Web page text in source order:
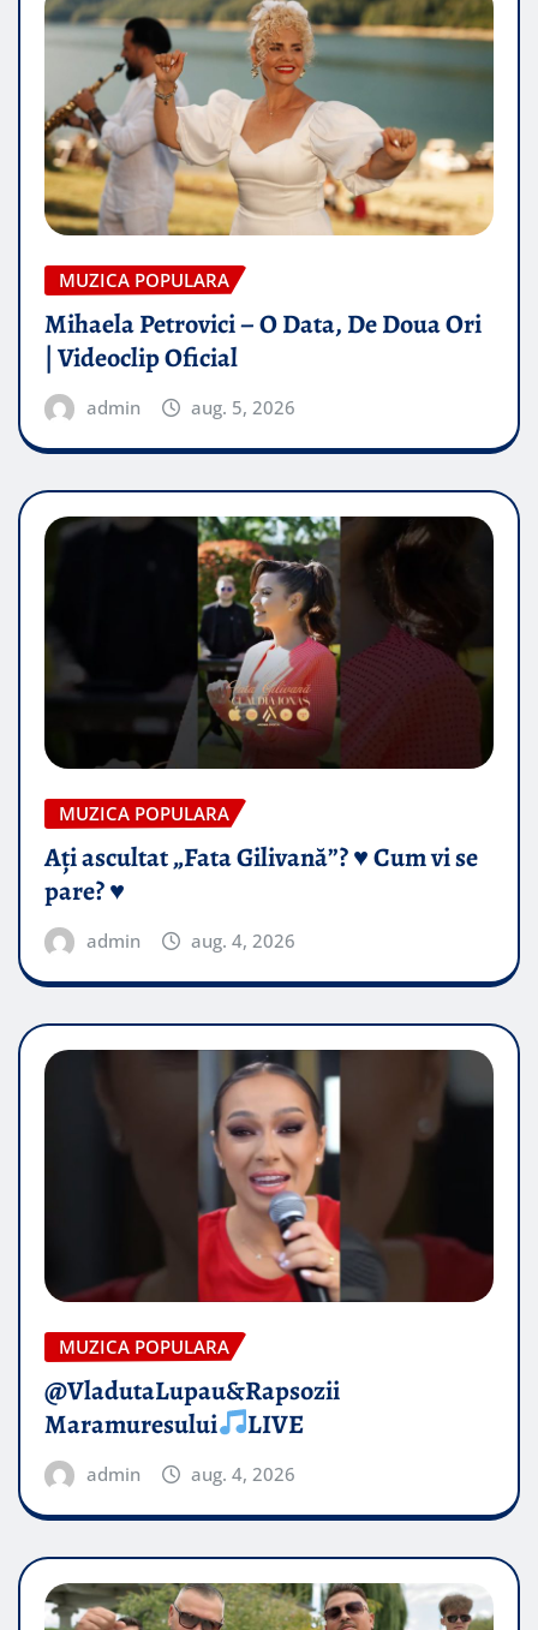
MUZICA POPULARA
Mihaela Petrovici – O Data, De Doua Ori
| Videoclip Oficial
admin aug. 5, 2026
MUZICA POPULARA
Ați ascultat „Fata Gilivană”? ♥️ Cum vi se
pare? ♥️
admin aug. 4, 2026
MUZICA POPULARA
@VladutaLupau&Rapsozii
Maramuresului
LIVE
admin aug. 4, 2026